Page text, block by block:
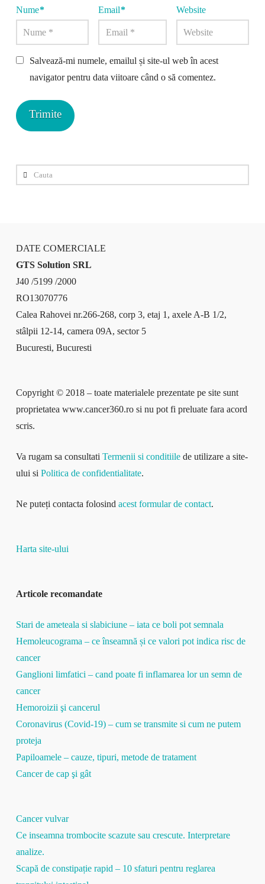
Nume* Email* Website
Salvează-mi numele, emailul și site-ul web în acest
navigator pentru data viitoare când o să comentez.
Cauta
DATE COMERCIALE
GTS Solution SRL
J40 /5199 /2000
RO13070776
Calea Rahovei nr.266-268, corp 3, etaj 1, axele A-B 1/2,
stâlpii 12-14, camera 09A, sector 5
Bucuresti, Bucuresti
Copyright © 2018 – toate materialele prezentate pe site sunt
proprietatea www.cancer360.ro si nu pot fi preluate fara acord
scris.
Va rugam sa consultati Termenii si conditiilede utilizare a site-
ului si Politica de confidentialitate.
Ne puteți contacta folosind acest formular de contact.
Harta site-ului
Articole recomandate
Stari de ameteala si slabiciune – iata ce boli pot semnala
Hemoleucograma – ce înseamnă și ce valori pot indica risc de
cancer
Ganglioni limfatici – cand poate fi inflamarea lor un semn de
cancer
Hemoroizii şi cancerul
Coronavirus (Covid-19) – cum se transmite si cum ne putem
proteja
Papiloamele – cauze, tipuri, metode de tratament
Cancer de cap şi gât
Cancer vulvar
Ce inseamna trombocite scazute sau crescute. Interpretare
analize.
Scapă de constipație rapid – 10 sfaturi pentru reglarea